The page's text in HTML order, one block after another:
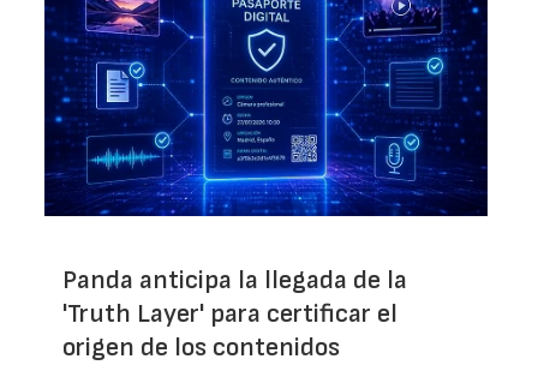
Panda anticipa la llegada de la
'Truth Layer' para certificar el
origen de los contenidos